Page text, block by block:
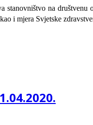
na društvenu
i mjera Svjetske